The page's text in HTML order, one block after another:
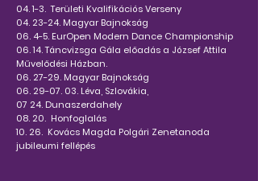
04. 1-3. Területi Kvalifikációs Verseny
04. 23-24. Magyar Bajnokság
06. 4-5. EurOpen Modern Dance Championship
06. 14. Táncvizsga Gála előadás a József Attila
Művelődési Házban.
06. 27-29. Magyar Bajnokság
06. 29-07. 03. Léva, Szlovákia,
07 24. Dunaszerdahely
08. 20. Honfoglalás
10. 26. Kovács Magda Polgári Zenetanoda
jubileumi fellépés